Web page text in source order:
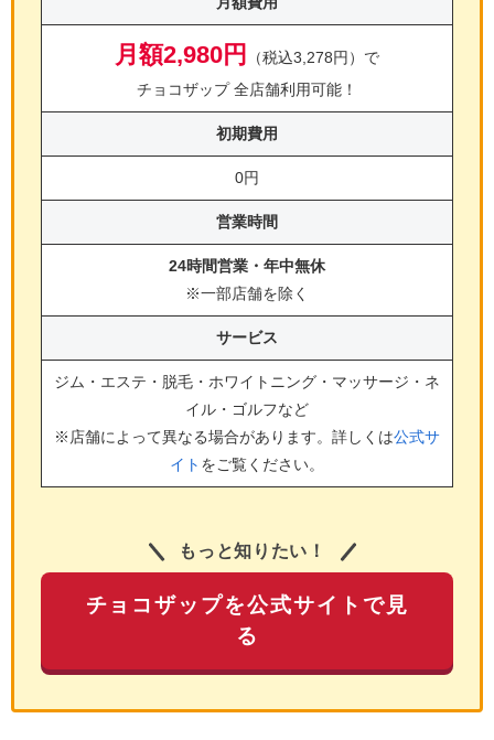
月額2,980円
（税込3,278円）で
チョコザップ 全店舗利用可能！
初期費用
0円
営業時間
24時間営業・年中無休
※一部店舗を除く
サービス
ジム・エステ・脱毛・ホワイトニング・マッサージ・ネ
イル・ゴルフなど
※店舗によって異なる場合があります。詳しくは公式サ
イト をご覧ください。
もっと知りたい！
チョコザップを公式サイトで見
る